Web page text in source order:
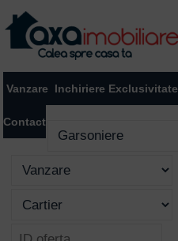
Vanzare Inchiriere Exclusivitate
Contact